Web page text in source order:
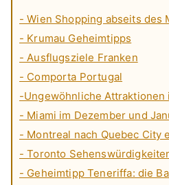
- Wien Shopping abseits des
- Krumau Geheimtipps
- Ausflugsziele Franken
- Comporta Portugal
-Ungewöhnliche Attraktionen
- Miami im Dezember und
- Montreal nach Quebec City
- Toronto
- Geheimtipp Teneriffa: die